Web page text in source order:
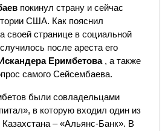
покинул страну и сейчас
США. Как пояснил
своей странице в социальной
после ареста его
Еримбетова, а также
самого Сейсембаева.
были совладельцами
в которую входил один из
– «Альянс-Банк». В